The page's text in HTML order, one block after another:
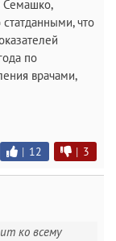
Семашко,
статданными, что
по
врачами,
| 12 | 3
ко всему